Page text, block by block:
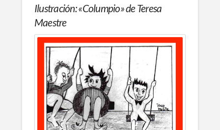
Ilustración: «Columpio» de Teresa
Maestre